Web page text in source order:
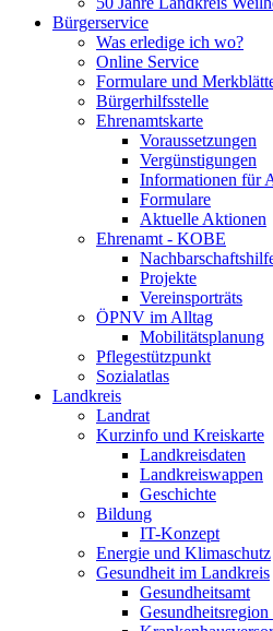
Bürgerservice
Was erledige ich wo?
Online Service
Formulare und
Bürgerhilfsstelle
Ehrenamtskarte
Voraussetzungen
Vergünstigungen
Informationen für
Formulare
Aktuelle Aktionen
Ehrenamt - KOBE
Projekte
Vereinsporträts
ÖPNV im Alltag
Mobilitätsplanung
Pflegestützpunkt
Sozialatlas
Landkreis
Landrat
Kurzinfo und Kreiskarte
Landkreisdaten
Landkreiswappen
Geschichte
Bildung
IT-Konzept
Energie und Klimaschutz
Gesundheit im Landkreis
Gesundheitsamt
Gesundheitsregion